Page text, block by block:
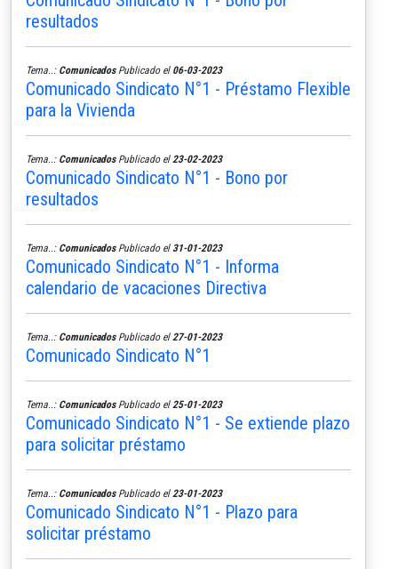
resultados
Tema..: ComunicadosPublicado el 06-03-2023
Comunicado Sindicato N°1 - Préstamo Flexible
para la Vivienda
Tema..: ComunicadosPublicado el 23-02-2023
Comunicado Sindicato N°1 - Bono por
resultados
Tema..: ComunicadosPublicado el 31-01-2023
Comunicado Sindicato N°1 - Informa
calendario de vacaciones Directiva
Tema..: ComunicadosPublicado el 27-01-2023
Comunicado Sindicato N°1
Tema..: ComunicadosPublicado el 25-01-2023
Comunicado Sindicato N°1 - Se extiende plazo
para solicitar préstamo
Tema..: ComunicadosPublicado el 23-01-2023
Comunicado Sindicato N°1 - Plazo para
solicitar préstamo